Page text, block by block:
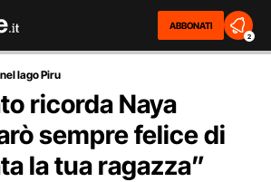
ABBONATI
2
lago Piru
ricorda Naya
sempre felice di
la tua ragazza”